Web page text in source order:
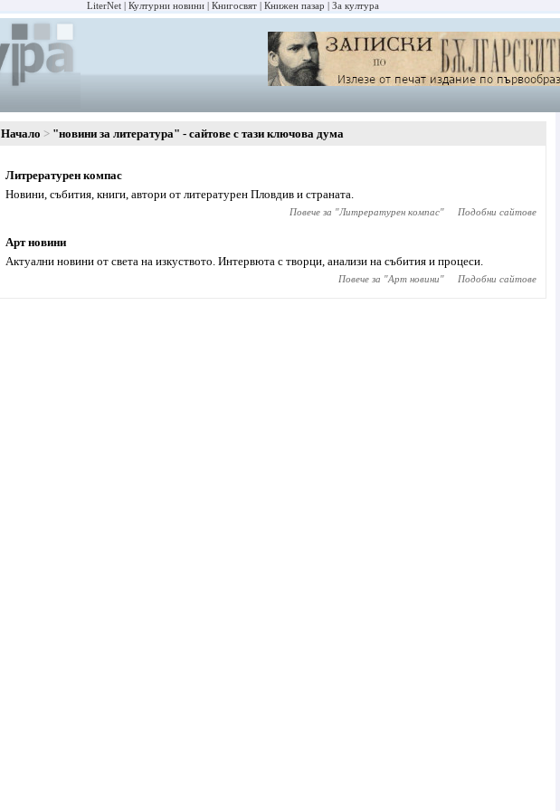
LiterNet Културни новини Книгосвят Книжен пазар За култура
Начало "новини за литература" - сайтове с тази ключова дума
Литрературен компас
Новини, събития, книги, автори от литературен Пловдив и страната.
Повече за "Литрературен компас" Подобни сайтове
Арт новини
Актуални новини от света на изкуството. Интервюта с творци, анализи на събития и процеси.
Повече за "Арт новини" Подобни сайтове